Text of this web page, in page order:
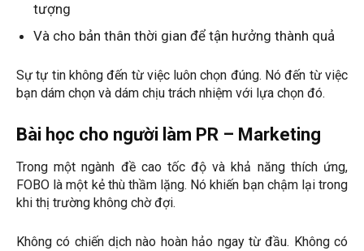
tượng
Và cho bản thân thời gian để tận hưởng thành quả
Sự tự tin không đến từ việc luôn chọn đúng. Nó đến từ việc
bạn dám chọn và dám chịu trách nhiệm với lựa chọn đó.
Bài học cho người làm PR – Marketing
Trong một ngành đề cao tốc độ và khả năng thích ứng,
FOBO là một kẻ thù thầm lặng. Nó khiến bạn chậm lại trong
khi thị trường không chờ đợi.
Không có chiến dịch nào hoàn hảo ngay từ đầu. Không có